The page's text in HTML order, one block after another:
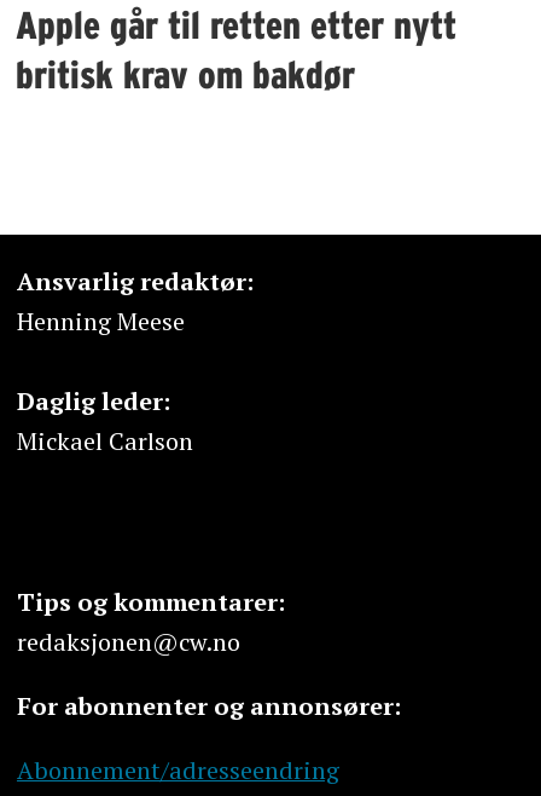
Apple går til retten etter nytt
britisk krav om bakdør
Ansvarlig redaktør:
Henning Meese
Daglig leder:
Mickael Carlson
Tips og kommentarer:
redaksjonen@cw.no
For abonnenter og annonsører:
Abonnement/adresseendring